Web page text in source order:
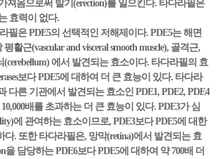
져옴으로써 발기(erection)를 일으킨다. 타다라필은
효력이 없다.
필은 PDE5의 선택적인 저해제이다. PDE5는 해면
활근(vascular and visceral smooth muscle), 골격근,
(cerebellum) 에서 발견되는 효소이다. 타다라필의 효
보다 PDE5에 대하여 더 큰 효능이 있다. 타다라
다른 기관에서 발견되는 효소인 PDE1, PDE2, PDE4
배를 초과하는 더 큰 효능이 있다. PDE3가 심
에 관여하는 효소이므로, PDE3보다 PDE5에 대한
다. 또한 타다라필은, 망막(retina)에서 발견되는 효
을 담당하는 PDE6보다 PDE5에 대하여 약 700배 더